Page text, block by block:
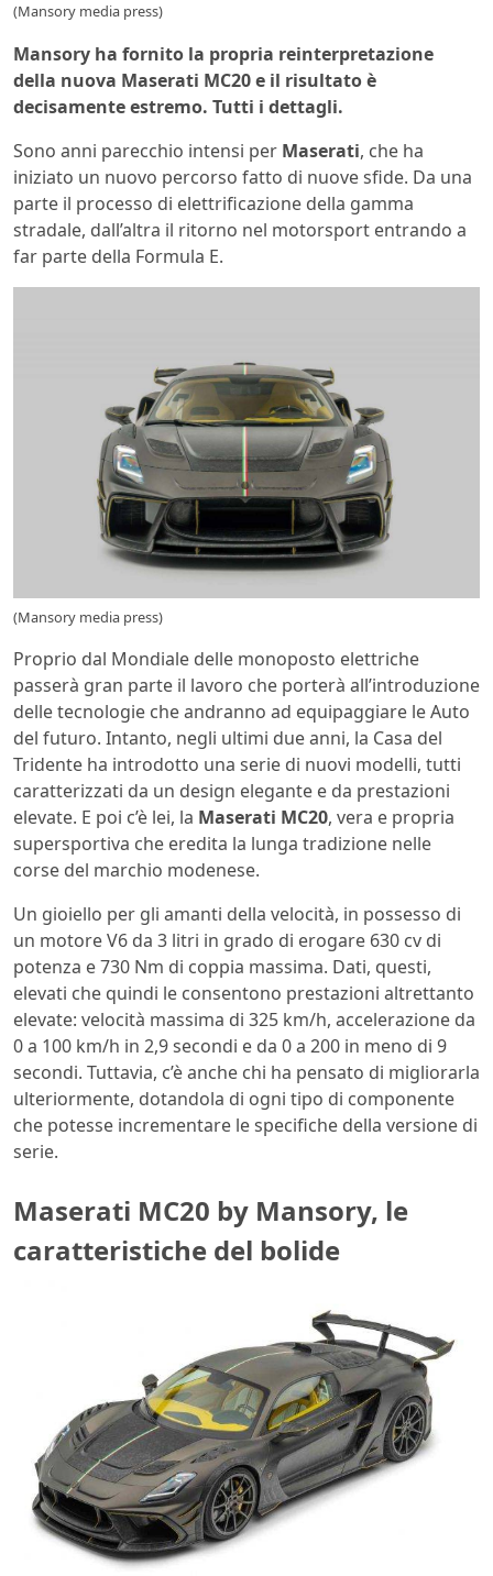
(Mansory media press)
Mansory ha fornito la propria reinterpretazione
della nuova Maserati MC20 e il risultato è
decisamente estremo. Tutti i dettagli.
Sono anni parecchio intensi per Maserati, che ha
iniziato un nuovo percorso fatto di nuove sfide. Da una
parte il processo di elettrificazione della gamma
stradale, dall’altra il ritorno nel motorsport entrando a
far parte della Formula E.
(Mansory media press)
Proprio dal Mondiale delle monoposto elettriche
passerà gran parte il lavoro che porterà all’introduzione
delle tecnologie che andranno ad equipaggiare le Auto
del futuro. Intanto, negli ultimi due anni, la Casa del
Tridente ha introdotto una serie di nuovi modelli, tutti
caratterizzati da un design elegante e da prestazioni
elevate. E poi c’è lei, la Maserati MC20, vera e propria
supersportiva che eredita la lunga tradizione nelle
corse del marchio modenese.
Un gioiello per gli amanti della velocità, in possesso di
un motore V6 da 3 litri in grado di erogare 630 cv di
potenza e 730 Nm di coppia massima. Dati, questi,
elevati che quindi le consentono prestazioni altrettanto
elevate: velocità massima di 325 km/h, accelerazione da
0 a 100 km/h in 2,9 secondi e da 0 a 200 in meno di 9
secondi. Tuttavia, c’è anche chi ha pensato di migliorarla
ulteriormente, dotandola di ogni tipo di componente
che potesse incrementare le specifiche della versione di
serie.
Maserati MC20 by Mansory, le
caratteristiche del bolide